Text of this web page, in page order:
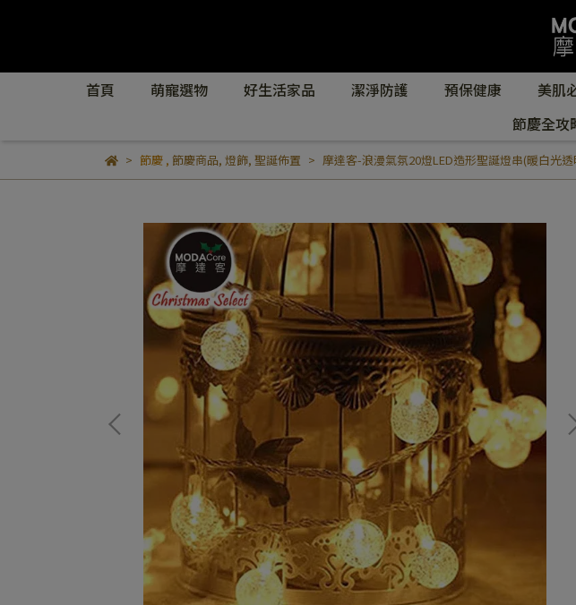
首頁 萌寵選物 好生活家品 潔淨防護 預保健康 美肌
節慶全攻
節慶, 節慶商品, 燈飾, 聖誕佈置 摩達客-浪漫氣氛20燈LED造形聖誕燈串(暖白光